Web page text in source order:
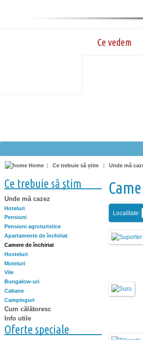
Ce vedem
Home | Ce trebuie să știm | Unde mă
Ce trebuie să știm
Unde mă cazez
Hoteluri
Pensiuni
Pensiuni agroturistice
Apartamente de închiriat
Camere de închiriat
Hosteluri
Moteluri
Vile
Bungalow-uri
Cabane
Campinguri
Cum călătoresc
Info utile
Oferte speciale
Localitate: